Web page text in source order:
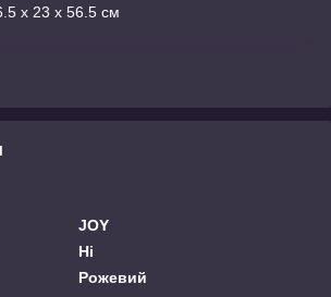
х 23 х 56.5 см
JOY
Ні
Рожевий